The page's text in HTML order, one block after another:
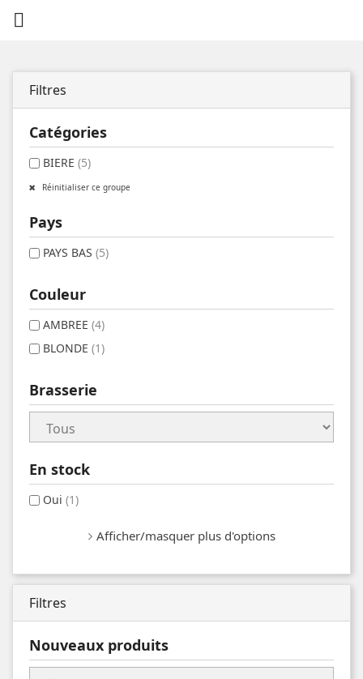

Filtres
Catégories
BIERE (5)
Réinitialiser ce groupe
Pays
PAYS BAS (5)
Couleur
AMBREE (4)
BLONDE (1)
Brasserie
En stock
Oui (1)
Afficher/masquer plus d'options
Filtres
Nouveaux produits